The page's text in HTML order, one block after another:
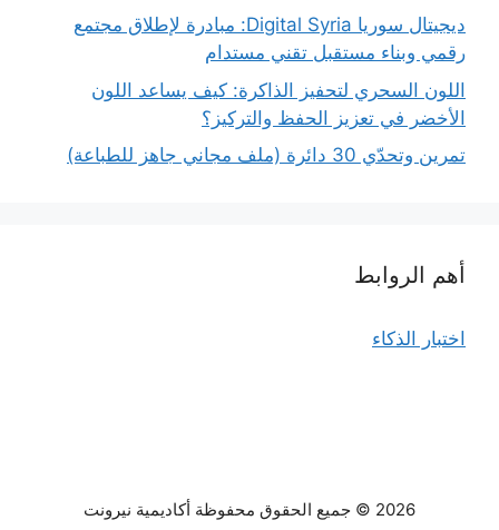
ديجيتال سوريا Digital Syria: مبادرة لإطلاق مجتمع
رقمي وبناء مستقبل تقني مستدام
اللون السحري لتحفيز الذاكرة: كيف يساعد اللون
الأخضر في تعزيز الحفظ والتركيز؟
تمرين وتحدّي 30 دائرة (ملف مجاني جاهز للطباعة)
أهم الروابط
اختبار الذكاء
2026 © جميع الحقوق محفوظة أكاديمية نيرونت